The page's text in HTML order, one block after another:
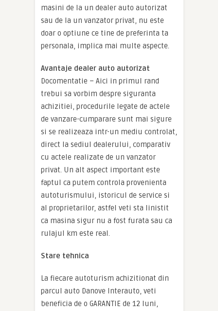
masini de la un dealer auto autorizat
sau de la un vanzator privat, nu este
doar o optiune ce tine de preferinta ta
personala, implica mai multe aspecte.
Avantaje dealer auto autorizat
Docomentatie – Aici in primul rand
trebui sa vorbim despre siguranta
achizitiei, procedurile legate de actele
de vanzare-cumparare sunt mai sigure
si se realizeaza intr-un mediu controlat,
direct la sediul dealerului, comparativ
cu actele realizate de un vanzator
privat. Un alt aspect important este
faptul ca putem controla provenienta
autoturismului, istoricul de service si
al proprietarilor, astfel veti sta linistit
ca masina sigur nu a fost furata sau ca
rulajul km este real.
Stare tehnica
La fiecare autoturism achizitionat din
parcul auto Danove Interauto, veti
beneficia de o GARANTIE de 12 luni,